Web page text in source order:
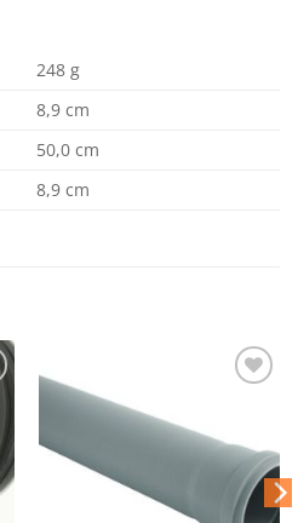
248 g
8,9 cm
50,0 cm
8,9 cm
želja